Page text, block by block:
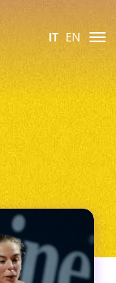
IT EN